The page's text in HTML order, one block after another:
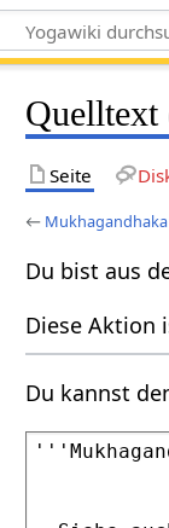
Quelltext
Seite
← Mukhagandhaka
Du bist aus
Diese Aktion
Du kannst